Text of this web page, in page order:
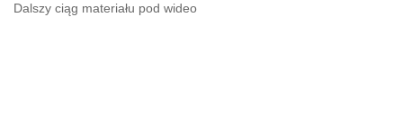
Dalszy ciąg materiału pod wideo